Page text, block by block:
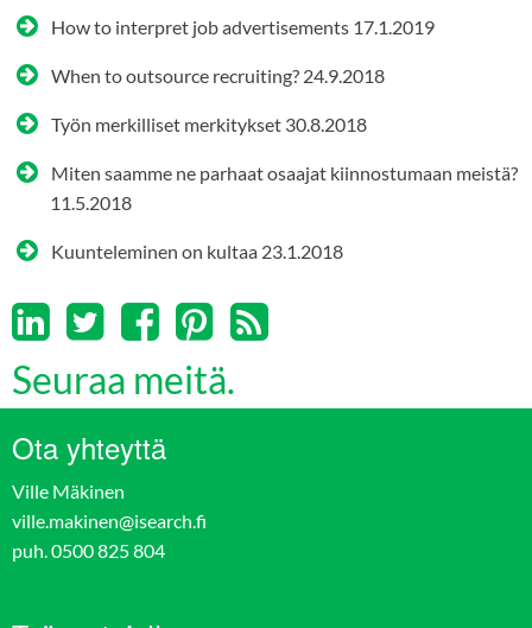
How to interpret job advertisements 17.1.2019
When to outsource recruiting? 24.9.2018
Työn merkilliset merkitykset 30.8.2018
Miten saamme ne parhaat osaajat kiinnostumaan meistä?
11.5.2018
Kuunteleminen on kultaa 23.1.2018
Seuraa meitä.
Ota yhteyttä
Ville Mäkinen
ville.makinen@isearch.fi
puh. 0500 825 804